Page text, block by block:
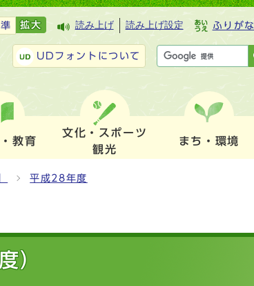
拡大 読み上げ 読み上げ設定 ふりがな
UDフォントについて
教育
文化・スポーツ
観光
まち・環境
平成28年度
）